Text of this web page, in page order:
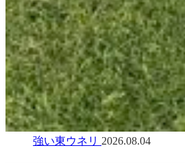
強い東ウネリ 2026.08.04